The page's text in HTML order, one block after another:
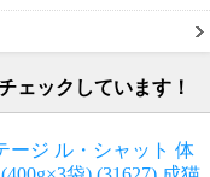
ェックしています！
ージ ル・シャット 体